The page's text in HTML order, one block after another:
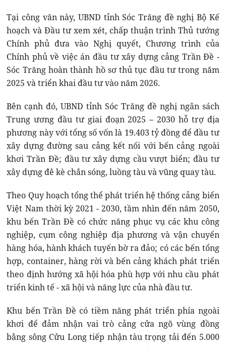
Tại công văn này, UBND tỉnh Sóc Trăng đề nghị Bộ Kế
hoạch và Đầu tư xem xét, chấp thuận trình Thủ tướng
Chính phủ đưa vào Nghị quyết, Chương trình của
Chính phủ về việc án đầu tư xây dựng cảng Trần Đề -
Sóc Trăng hoàn thành hồ sơ thủ tục đầu tư trong năm
2025 và triển khai đầu tư vào năm 2026.
Bên cạnh đó, UBND tỉnh Sóc Trăng đề nghị ngân sách
Trung ương đầu tư giai đoạn 2025 – 2030 hỗ trợ địa
phương này với tổng số vốn là 19.403 tỷ đồng để đầu tư
xây dựng đường sau cảng kết nối với bến cảng ngoài
khơi Trần Đề; đầu tư xây dựng cầu vượt biển; đầu tư
xây dựng đê kè chắn sóng, luồng tàu và vũng quay tàu.
Theo Quy hoạch tổng thể phát triển hệ thống cảng biển
Việt Nam thời kỳ 2021 - 2030, tầm nhìn đến năm 2050,
khu bến Trần Đề có chức năng phục vụ các khu công
nghiệp, cụm công nghiệp địa phương và vận chuyển
hàng hóa, hành khách tuyến bờ ra đảo; có các bến tổng
hợp, container, hàng rời và bến cảng khách phát triển
theo định hướng xã hội hóa phù hợp với nhu cầu phát
triển kinh tế - xã hội và năng lực của nhà đầu tư.
Khu bến Trần Đề có tiềm năng phát triển phía ngoài
khơi để đảm nhận vai trò cảng cửa ngõ vùng đồng
bằng sông Cửu Long tiếp nhận tàu trọng tải đến 5.000